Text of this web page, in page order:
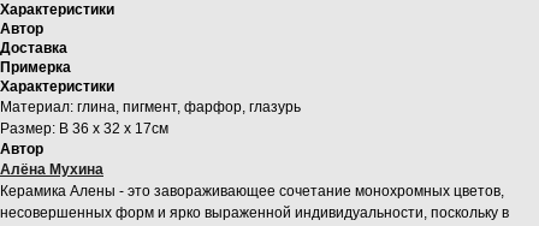
Характеристики
Автор
Доставка
Примерка
Характеристики
Материал: глина, пигмент, фарфор, глазурь
Размер: В 36 x 32 x 17см
Автор
Алёна Мухина
Керамика Алены - это завораживающее сочетание монохромных цветов,
несовершенных форм и ярко выраженной индивидуальности, поскольку в